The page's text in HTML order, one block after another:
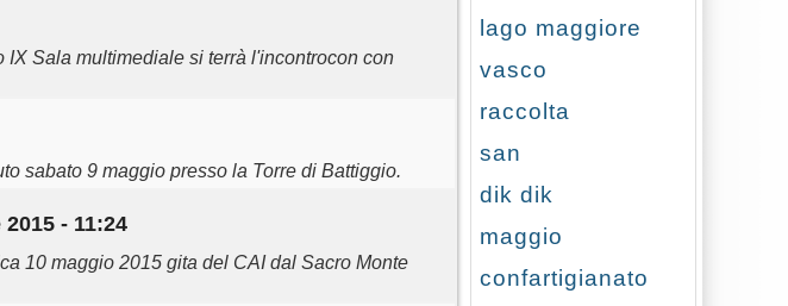
Sala multimediale si terrà l'incontrocon con
sabato 9 maggio presso la Torre di Battiggio.
- 11:24
10 maggio 2015 gita del CAI dal Sacro Monte
lago maggiore
vasco
raccolta
san
dik dik
maggio
confartigianato